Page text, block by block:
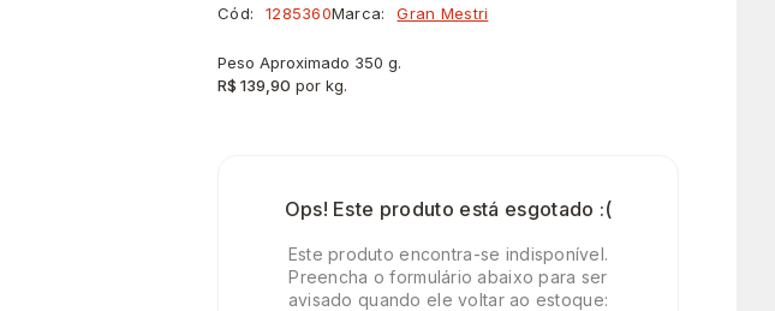
Cód: 1285360Marca: Gran Mestri
Peso Aproximado 350 g.
R$ 139,90 por kg.
Ops! Este produto está esgotado :(
Este produto encontra-se indisponível.
Preencha o formulário abaixo para ser
avisado quando ele voltar ao estoque: